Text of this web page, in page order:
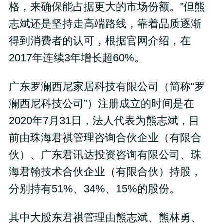
格，来确保能占据更大的市场份额。”但熊
志斌还是坚持走高端路线，靠着品质逐渐
得到消费者的认可，根据官网介绍，在
2017年连续3年增长超60%。
广东罗澜西尼家居科技有限公司（简称“罗
澜西尼科技公司”）注册成立的时间是在
2020年7月31日，法人代表为熊志斌，目
前由珠海君祺管理咨询合伙企业（有限合
伙）、广东君讯达投资咨询有限公司、珠
海君翰技术合伙企业（有限合伙）持股，
分别持有51%、34%、15%的股份。
其中大股东君祺管理由熊志斌、熊林勇、